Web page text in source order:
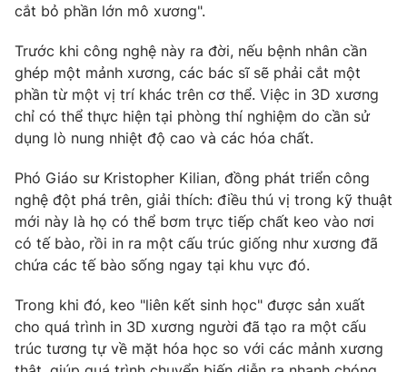
THỜI BÁO VTV
Theo dõi báo trên
Cơ quan chủ quản:
Đài Truyền hình Việt Nam
Cơ quan báo chí:Thời báo VTV
Giấy phép hoạt động báo in và báo điện tử số 483/GP-BTTTT
cấp ngày 29/12/2023
Phó Tổng Biên tập:Nguyễn Thị Mỹ Hạnh, Phạm Quốc Thắng,
Nguyễn Trọng Ninh
Tổng đài VTV:024.38 355 931 - 024.38 355 932
cắt bỏ phần lớn mô xương".
Trước khi công nghệ này ra đời, nếu bệnh nhân cần
ghép một mảnh xương, các bác sĩ sẽ phải cắt một
phần từ một vị trí khác trên cơ thể. Việc in 3D xương
chỉ có thể thực hiện tại phòng thí nghiệm do cần sử
dụng lò nung nhiệt độ cao và các hóa chất.
Phó Giáo sư Kristopher Kilian, đồng phát triển công
nghệ đột phá trên, giải thích: điều thú vị trong kỹ thuật
mới này là họ có thể bơm trực tiếp chất keo vào nơi
có tế bào, rồi in ra một cấu trúc giống như xương đã
chứa các tế bào sống ngay tại khu vực đó.
Trong khi đó, keo "liên kết sinh học" được sản xuất
cho quá trình in 3D xương người đã tạo ra một cấu
trúc tương tự về mặt hóa học so với các mảnh xương